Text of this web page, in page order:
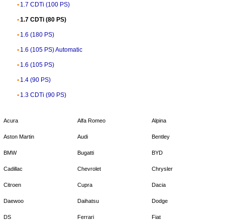
1.7 CDTi (100 PS)
1.7 CDTi (80 PS)
1.6 (180 PS)
1.6 (105 PS) Automatic
1.6 (105 PS)
1.4 (90 PS)
1.3 CDTi (90 PS)
Acura Alfa Romeo Alpina
Aston Martin Audi Bentley
BMW Bugatti BYD
Cadillac Chevrolet Chrysler
Citroen Cupra Dacia
Daewoo Daihatsu Dodge
DS Ferrari Fiat